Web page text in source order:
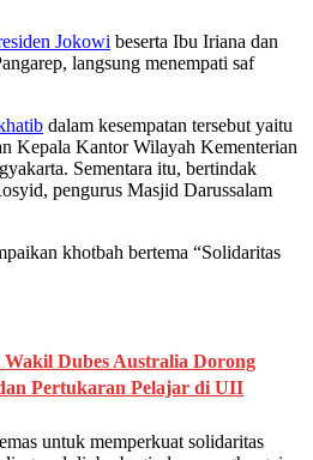
Jokowi beserta Ibu Iriana dan
langsung menempati saf
dalam kesempatan tersebut yaitu
Kepala Kantor Wilayah Kementerian
Sementara itu, bertindak
pengurus Masjid Darussalam
khotbah bertema “Solidaritas
Dubes Australia Dorong
Pertukaran Pelajar di UII
untuk memperkuat solidaritas